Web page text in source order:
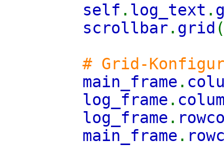
self . log_text .
scrollbar . grid
# Grid-
main_frame .
log_frame .
log_frame .
main_frame .